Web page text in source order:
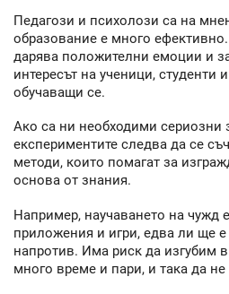
Педагози и психолози са на
образование е много
дарява положителни емоции и
интересът на ученици, студенти
обучаващи се.
Ако са ни необходими сериозни
експериментите следва да се
методи, които помагат за
основа от знания.
Например, научаването на чужд
приложения и игри, едва ли ще
напротив. Има риск да изгубим
много време и пари, и така да